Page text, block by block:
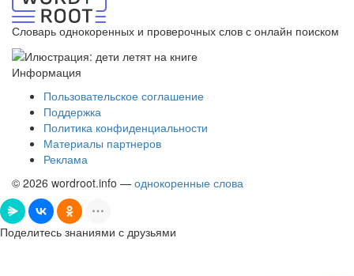
Словарь однокоренных и проверочных слов с онлайн поиском
Информация
Пользовательское соглашение
Поддержка
Политика конфиденциальности
Материалы партнеров
Реклама
© 2026 wordroot.info — однокоренные слова
Поделитесь знаниями с друзьями